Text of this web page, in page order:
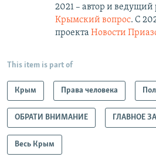
2021 – автор и
Крымский вопрос. С
проекта Новости
This item is part of
Крым Права человека
ОБРАТИ ВНИМАНИЕ ГЛАВНОЕ
Весь Крым